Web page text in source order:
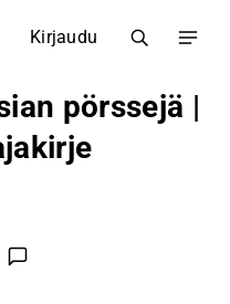
Kirjaudu
pörssejä |